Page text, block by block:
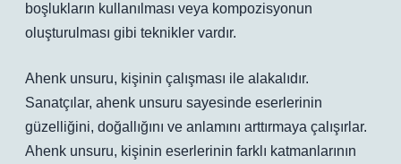
boşlukların kullanılması veya kompozisyonun
oluşturulması gibi teknikler vardır.
Ahenk unsuru, kişinin çalışması ile alakalıdır.
Sanatçılar, ahenk unsuru sayesinde eserlerinin
güzelliğini, doğallığını ve anlamını arttırmaya çalışırlar.
Ahenk unsuru, kişinin eserlerinin farklı katmanlarının